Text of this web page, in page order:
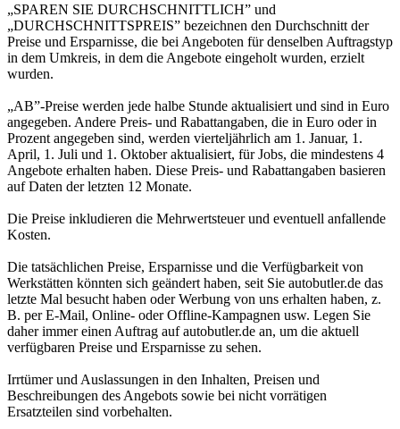
„SPAREN SIE DURCHSCHNITTLICH” und
„DURCHSCHNITTSPREIS” bezeichnen den Durchschnitt der
Preise und Ersparnisse, die bei Angeboten für denselben Auftragstyp
in dem Umkreis, in dem die Angebote eingeholt wurden, erzielt
wurden.
„AB”-Preise werden jede halbe Stunde aktualisiert und sind in Euro
angegeben. Andere Preis- und Rabattangaben, die in Euro oder in
Prozent angegeben sind, werden vierteljährlich am 1. Januar, 1.
April, 1. Juli und 1. Oktober aktualisiert, für Jobs, die mindestens 4
Angebote erhalten haben. Diese Preis- und Rabattangaben basieren
auf Daten der letzten 12 Monate.
Die Preise inkludieren die Mehrwertsteuer und eventuell anfallende
Kosten.
Die tatsächlichen Preise, Ersparnisse und die Verfügbarkeit von
Werkstätten könnten sich geändert haben, seit Sie autobutler.de das
letzte Mal besucht haben oder Werbung von uns erhalten haben, z.
B. per E-Mail, Online- oder Offline-Kampagnen usw. Legen Sie
daher immer einen Auftrag auf autobutler.de an, um die aktuell
verfügbaren Preise und Ersparnisse zu sehen.
Irrtümer und Auslassungen in den Inhalten, Preisen und
Beschreibungen des Angebots sowie bei nicht vorrätigen
Ersatzteilen sind vorbehalten.